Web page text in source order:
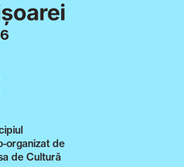
organizat de
de Cultură